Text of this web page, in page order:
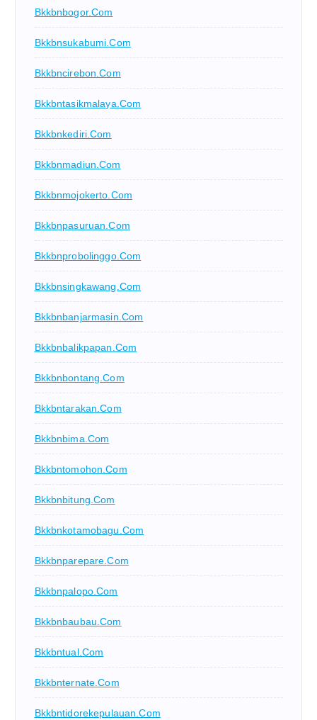
Bkkbnbogor.com
Bkkbnsukabumi.com
Bkkbncirebon.com
Bkkbntasikmalaya.com
Bkkbnkediri.com
Bkkbnmadiun.com
Bkkbnmojokerto.com
Bkkbnpasuruan.com
Bkkbnprobolinggo.com
Bkkbnsingkawang.com
Bkkbnbanjarmasin.com
Bkkbnbalikpapan.com
Bkkbnbontang.com
Bkkbntarakan.com
Bkkbnbima.com
Bkkbntomohon.com
Bkkbnbitung.com
Bkkbnkotamobagu.com
Bkkbnparepare.com
Bkkbnpalopo.com
Bkkbnbaubau.com
Bkkbntual.com
Bkkbnternate.com
Bkkbntidorekepulauan.com